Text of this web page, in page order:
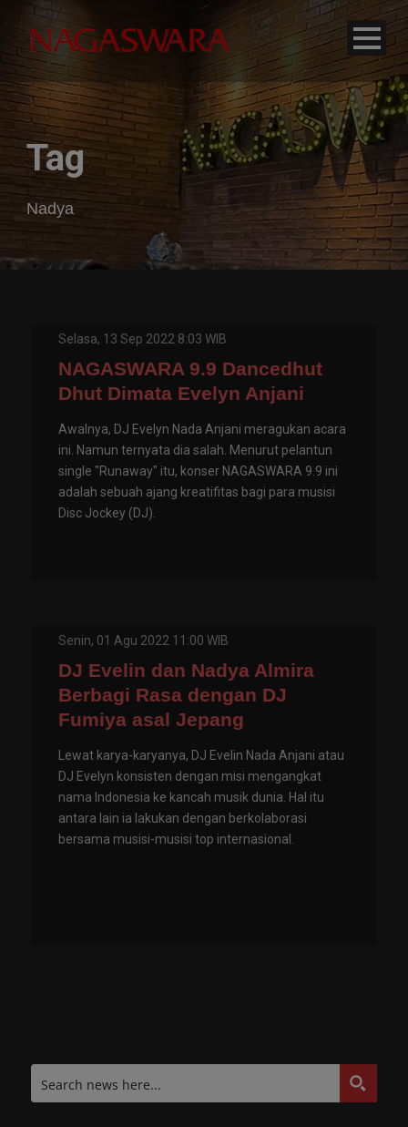
Tag
Nadya
Selasa, 13 Sep 2022 8:03 WIB
NAGASWARA 9.9 Dancedhut
Dhut Dimata Evelyn Anjani
Awalnya, DJ Evelyn Nada Anjani meragukan acara
ini. Namun ternyata dia salah. Menurut pelantun
single "Runaway" itu, konser NAGASWARA 9.9 ini
adalah sebuah ajang kreatifitas bagi para musisi
Disc Jockey (DJ).
Senin, 01 Agu 2022 11:00 WIB
DJ Evelin dan Nadya Almira
Berbagi Rasa dengan DJ
Fumiya asal Jepang
Lewat karya-karyanya, DJ Evelin Nada Anjani atau
DJ Evelyn konsisten dengan misi mengangkat
nama Indonesia ke kancah musik dunia. Hal itu
antara lain ia lakukan dengan berkolaborasi
bersama musisi-musisi top internasional.
modal-check